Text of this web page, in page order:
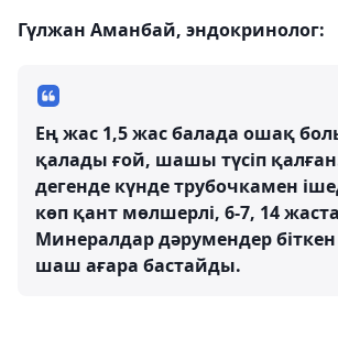
Гүлжан Аманбай, эндокринолог:
Ең жас 1,5 жас балада ошақ
қалады ғой, шашы түсіп
дегенде күнде трубочкамен
көп қант мөлшерлі, 6-7, 14
Минералдар дәрумендер біткен
шаш ағара бастайды.